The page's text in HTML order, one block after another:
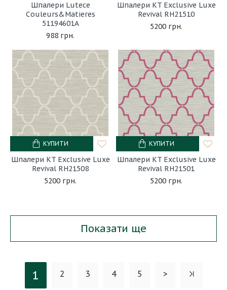
Шпалери Lutece
Couleurs&Matieres
51194601A
988 грн.
Шпалери KT Exclusive Luxe
Revival RH21510
5200 грн.
Шпалери KT Exclusive Luxe
Revival RH21508
5200 грн.
КУПИТИ
Шпалери KT Exclusive Luxe
Revival RH21501
5200 грн.
КУПИТИ
Показати ще
1 2 3 4 5 >